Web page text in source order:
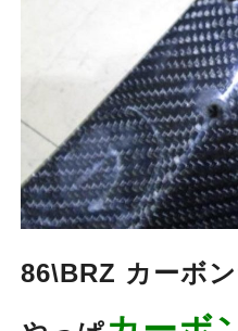
86\BRZ カーボ